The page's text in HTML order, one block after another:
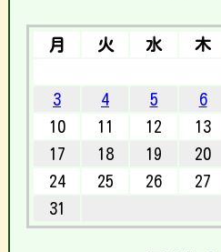
月 火 水 木
3
4 5 6
10
11 12 13
17
18 19 20
24
25 26 27
31